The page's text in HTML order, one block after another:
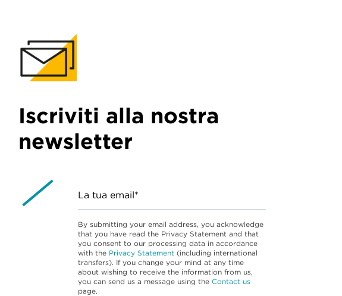
Iscriviti alla nostra
newsletter
La tua email*
By submitting your email address, you acknowledge
that you have read the Privacy Statement and that
you consent to our processing data in accordance
with the Privacy Statement (including international
transfers). If you change your mind at any time
about wishing to receive the information from us,
you can send us a message using the Contact us
page.